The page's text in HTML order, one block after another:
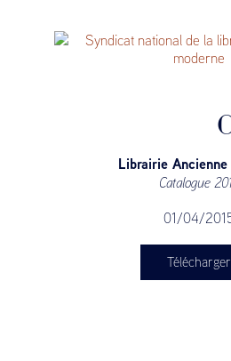
Librairie Ancienne
Catalogue
01/04/
Télécharger